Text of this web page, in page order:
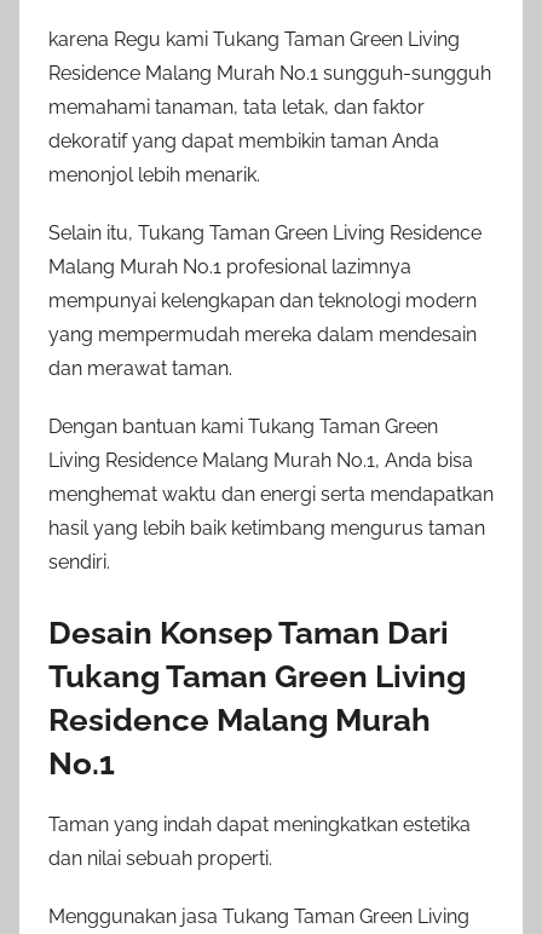
karena Regu kami Tukang Taman Green Living
Residence Malang Murah No.1 sungguh-sungguh
memahami tanaman, tata letak, dan faktor
dekoratif yang dapat membikin taman Anda
menonjol lebih menarik.
Selain itu, Tukang Taman Green Living Residence
Malang Murah No.1 profesional lazimnya
mempunyai kelengkapan dan teknologi modern
yang mempermudah mereka dalam mendesain
dan merawat taman.
Dengan bantuan kami Tukang Taman Green
Living Residence Malang Murah No.1, Anda bisa
menghemat waktu dan energi serta mendapatkan
hasil yang lebih baik ketimbang mengurus taman
sendiri.
Desain Konsep Taman Dari
Tukang Taman Green Living
Residence Malang Murah
No.1
Taman yang indah dapat meningkatkan estetika
dan nilai sebuah properti.
Menggunakan jasa Tukang Taman Green Living